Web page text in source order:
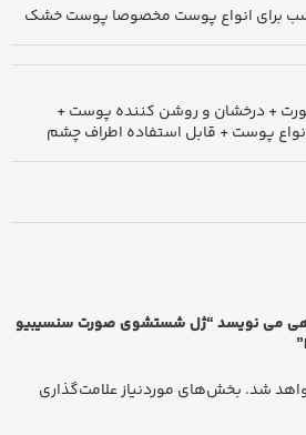
برای انواع پوست مخصوصا پوست خشک
+ درخشان و روشن کننده پوست +
پوست + قابل استفاده اطراف چشم
می نویسد “ژل شستشوی صورت سنسیبیو
شد. بخش‌های موردنیاز علامت‌گذاری